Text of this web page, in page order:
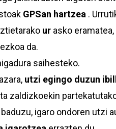
GPSan hartzea .
ur asko
da.
saihesteko.
utzi egingo duzun
zaldizkoekin
igaro ondoren utzi